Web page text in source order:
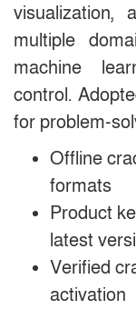
visualization,
multiple
machine
control.
for problem-
Offline
formats
Product
latest
Verified
activation